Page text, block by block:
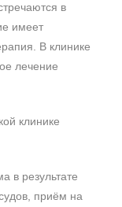
в
имеет
В клинике
лечение
клинике
в результате
приём на